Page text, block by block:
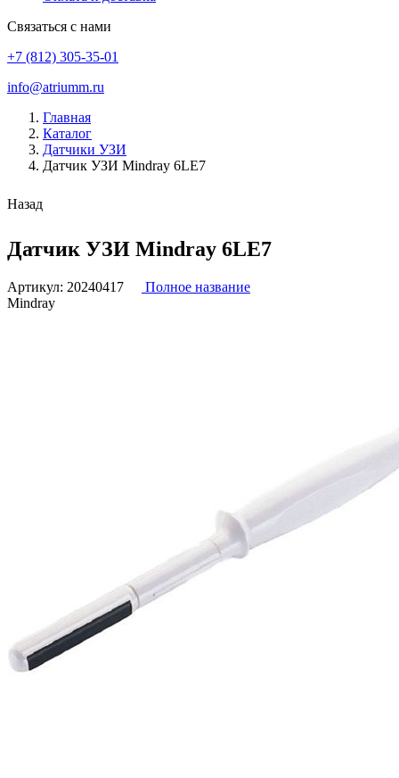
Связаться с нами
+7 (812) 305-35-01
info@atriumm.ru
Главная
Каталог
Датчики УЗИ
Датчик УЗИ Mindray 6LE7
Назад
Датчик УЗИ Mindray 6LE7
Артикул: 20240417
Полное название
Mindray